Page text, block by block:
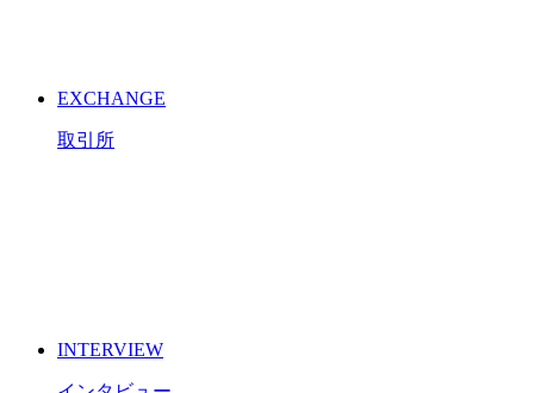
EXCHANGE
取引所
INTERVIEW